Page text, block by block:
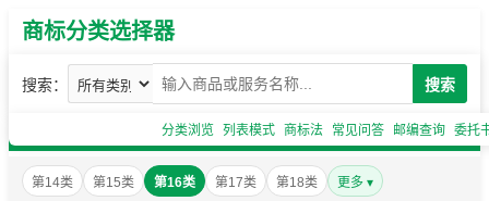
商标分类选择器
搜索： 搜索
分类浏览 列表模式 商标法 常见问答 邮编查询 委托
第14类 第15类 第16类 第17类 第18类 更多 ▾